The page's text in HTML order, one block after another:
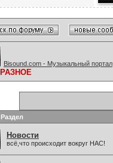
Bisound.com - Музыкальный портал
РАЗНОЕ
Раздел
Новости
всё,что происходит вокруг НАС!